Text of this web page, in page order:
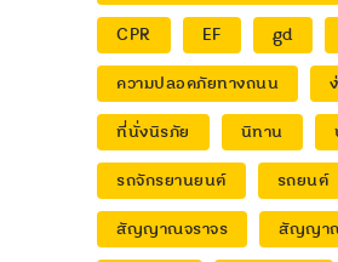
CPR
EF gd
ความปลอดภัยทางถนน
ที่นั่งนิรภัย
นิทาน
รถจักรยานยนต์
รถยนต์
สัญญาณจราจร
สัญญาณ